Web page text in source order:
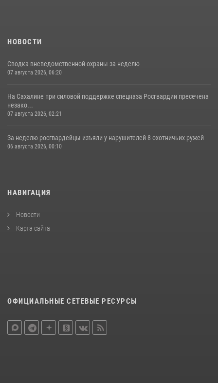
НОВОСТИ
Сводка вневедомственной охраны за неделю
07 августа 2026, 06:20
На Сахалине при силовой поддержке спецназа Росгвардии пресечена
незако...
07 августа 2026, 02:21
За неделю росгвардейцы изъяли у нарушителей 8 охотничьих ружей
06 августа 2026, 00:10
НАВИГАЦИЯ
Новости
Карта сайта
ОФИЦИАЛЬНЫЕ СЕТЕВЫЕ РЕСУРСЫ